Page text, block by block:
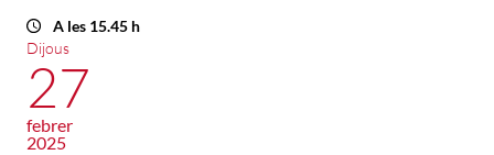
A les 15.45 h
Dijous
27
febrer
2025